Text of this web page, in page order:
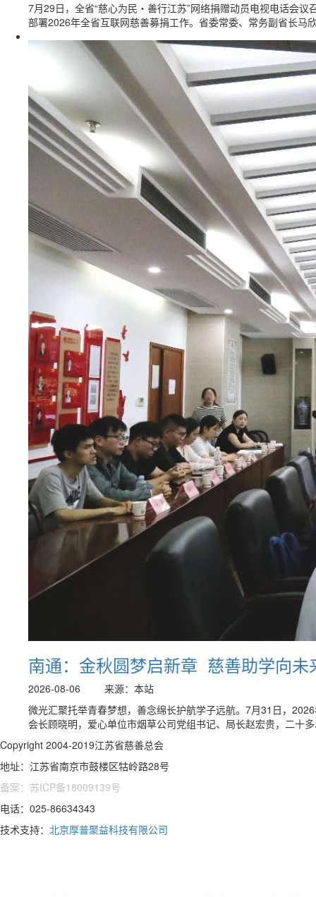
7月29日，全省“慈心为民・善行江苏”网络捐赠动员电视电话会
部署2026年全省互联网慈善募捐工作。省委常委、常务副省长马
南通：金秋圆梦启新章 慈善助学向未
2026-08-06
来源：本站
微光汇聚托举青春梦想，善念绵长护航学子远航。7月31日，
会长顾晓明，爱心单位市烟草公司党组书记、局长赵宏贵，二十
Copyright 2004-2019江苏省慈善总会
地址：江苏省南京市鼓楼区牯岭路28号
备案：苏ICP备18009139号
电话：025-86634343
技术支持： 北京厚普聚益科技有限公司